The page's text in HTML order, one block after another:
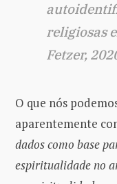
religiosas
Fetzer,
O que nós
aparentemente
dados como base
espiritualidade no